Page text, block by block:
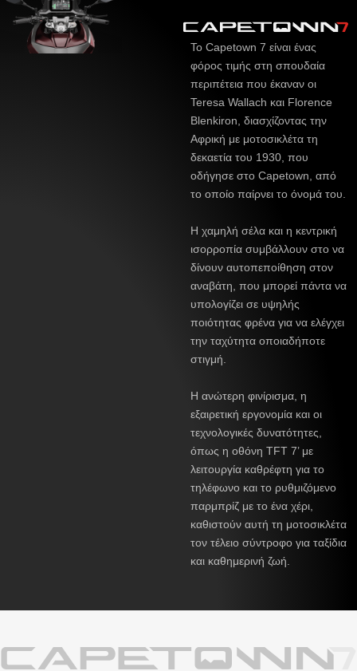
Το Capetown 7 είναι ένας
φόρος τιμής στη σπουδαία
περιπέτεια που έκαναν οι
Teresa Wallach και Florence
Blenkiron, διασχίζοντας την
Αφρική με μοτοσικλέτα τη
δεκαετία του 1930, που
οδήγησε στο Capetown, από
το οποίο παίρνει το όνομά του.
Η χαμηλή σέλα και η κεντρική
ισορροπία συμβάλλουν στο να
δίνουν αυτοπεποίθηση στον
αναβάτη, που μπορεί πάντα να
υπολογίζει σε υψηλής
ποιότητας φρένα για να ελέγχει
την ταχύτητα οποιαδήποτε
στιγμή.
Η ανώτερη φινίρισμα, η
εξαιρετική εργονομία και οι
τεχνολογικές δυνατότητες,
όπως η οθόνη TFT 7’ με
λειτουργία καθρέφτη για το
τηλέφωνο και το ρυθμιζόμενο
παρμπρίζ με το ένα χέρι,
καθιστούν αυτή τη μοτοσικλέτα
τον τέλειο σύντροφο για ταξίδια
και καθημερινή ζωή.